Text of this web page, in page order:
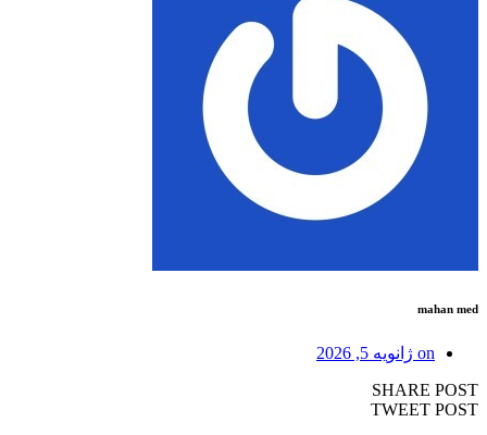
mahan med
on ژانویه 5, 2026
SHARE POST
TWEET POST